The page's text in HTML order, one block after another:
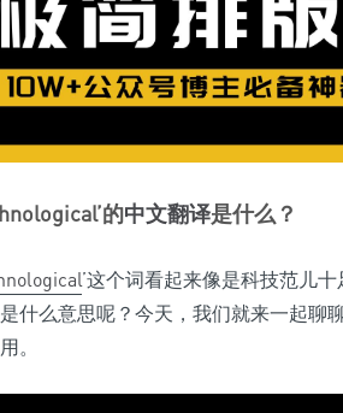
的中文翻译是什么？
’这个词看起来像是科技范儿
什么意思呢？今天，我们就来一起聊
。